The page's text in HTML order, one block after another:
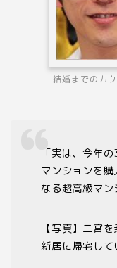
結婚までのカ
「実は、今年の
マンションを
なる超高級マン
【写真】二宮
新居に帰宅して